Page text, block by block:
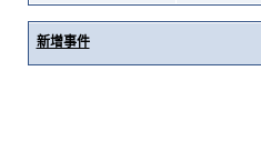
新增事件